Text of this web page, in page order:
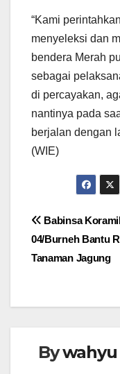
“Kami
menyeleksi dan
bendera Merah
sebagai
di percayakan,
nantinya pada
berjalan dengan
(WIE)
Navigasi
pos
Babinsa
04/Burneh Bantu
Tanaman Jagung
Bywahyu